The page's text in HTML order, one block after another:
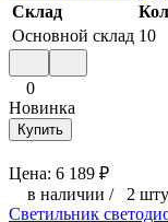
Склад
Основной склад 10
0
Новинка
Купить
Цена: 6 189 ₽
в наличии / 2
Светильник